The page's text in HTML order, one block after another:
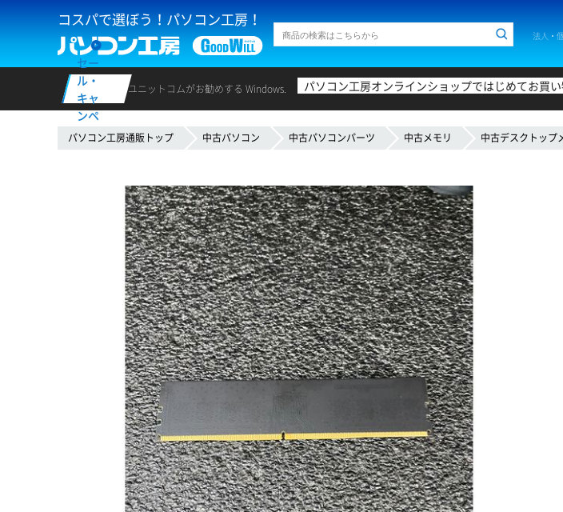
コスパで選ぼう！パソコン工房！
法人・
セー
ル・
キャ
ンペ
ーン
ユニットコムがお勧めする Windows. パソコン工房オンラインショップではじめてお買
パソコン工房通販トップ 中古パソコン 中古パソコンパーツ 中古メモリ 中古デスクトップ